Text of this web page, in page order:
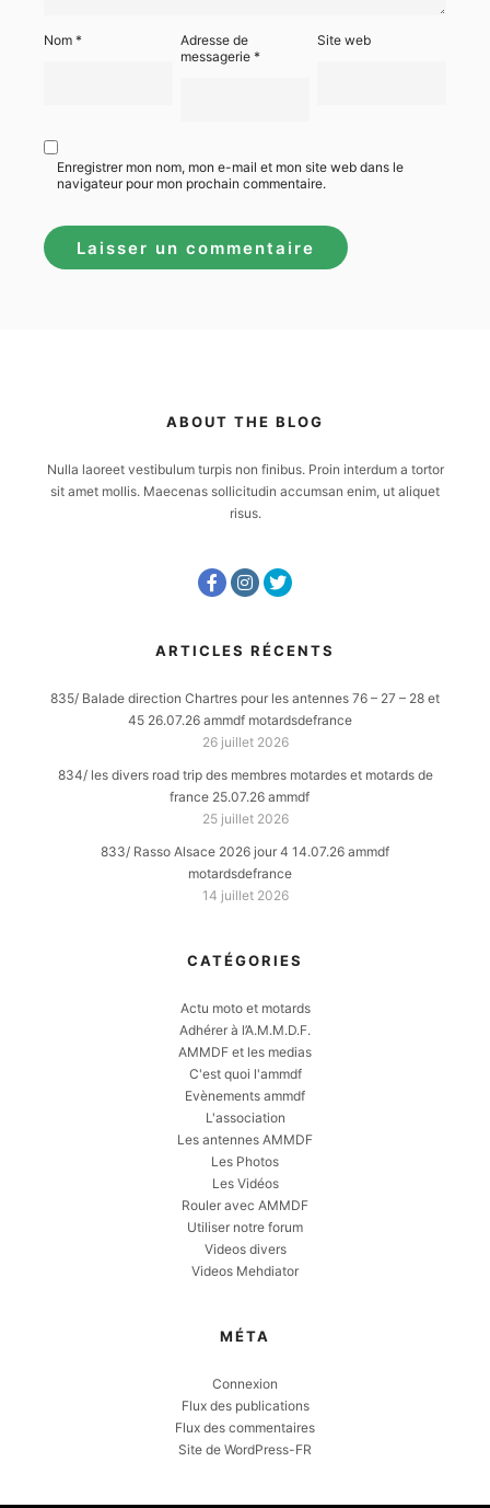
Nom *
Adresse de
messagerie*
Site web
Enregistrer mon nom, mon e-mail et mon site web dans le
navigateur pour mon prochain commentaire.
ABOUT THE BLOG
Nulla laoreet vestibulum turpis non finibus. Proin interdum a tortor
sit amet mollis. Maecenas sollicitudin accumsan enim, ut aliquet
risus.
ARTICLES RÉCENTS
835/ Balade direction Chartres pour les antennes 76 – 27 – 28 et
45 26.07.26 ammdf motardsdefrance
26 juillet 2026
834/ les divers road trip des membres motardes et motards de
france 25.07.26 ammdf
25 juillet 2026
833/ Rasso Alsace 2026 jour 4 14.07.26 ammdf
motardsdefrance
14 juillet 2026
CATÉGORIES
Actu moto et motards
Adhérer à l’A.M.M.D.F.
AMMDF et les medias
C'est quoi l'ammdf
Evènements ammdf
L'association
Les antennes AMMDF
Les Photos
Les Vidéos
Rouler avec AMMDF
Utiliser notre forum
Videos divers
Videos Mehdiator
MÉTA
Connexion
Flux des publications
Flux des commentaires
Site de WordPress-FR